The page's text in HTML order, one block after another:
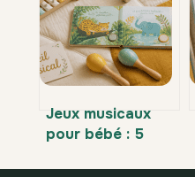
Jeux musicaux
pour bébé : 5